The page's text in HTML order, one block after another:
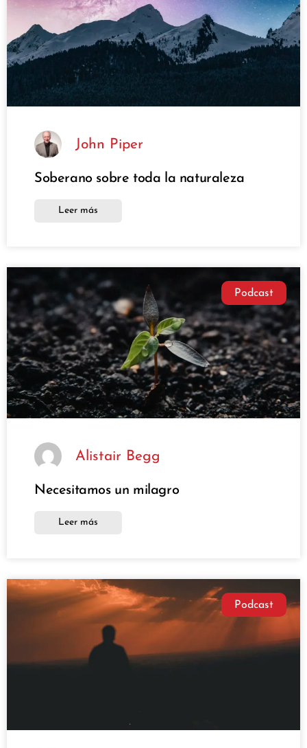
John Piper
Soberano sobre toda la naturaleza
Leer más
Podcast
Alistair Begg
Necesitamos un milagro
Leer más
Podcast